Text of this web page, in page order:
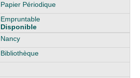
Papier Périodique
Empruntable
Disponible
Nancy
Bibliothèque